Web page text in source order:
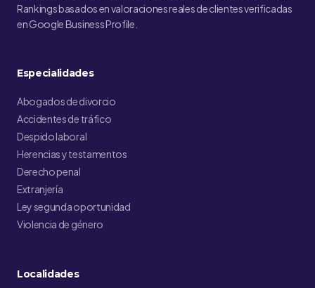
Rankings basados en valoraciones reales de clientes verificadas
en Google Business Profile.
Especialidades
Abogados de divorcio
Accidentes de tráfico
Despido laboral
Herencias y testamentos
Derecho penal
Extranjería
Ley segunda oportunidad
Violencia de género
Localidades